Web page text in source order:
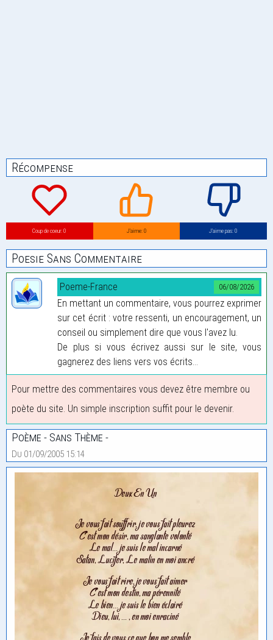
Récompense
Coup de coeur: 0 J’aime: 0 J’aime pas: 0
Poesie Sans Commentaire
06/08/2026
Poeme-France
En mettant un commentaire, vous pourrez exprimer
sur cet écrit : votre ressenti, un encouragement, un
conseil ou simplement dire que vous l'avez lu.
De plus si vous écrivez aussi sur le site, vous
gagnerez des liens vers vos écrits...
Pour mettre des commentaires vous devez être membre ou
poète du site. Un simple inscription suffit pour le devenir.
Poème - Sans Thème -
Du 01/09/2005 15:14